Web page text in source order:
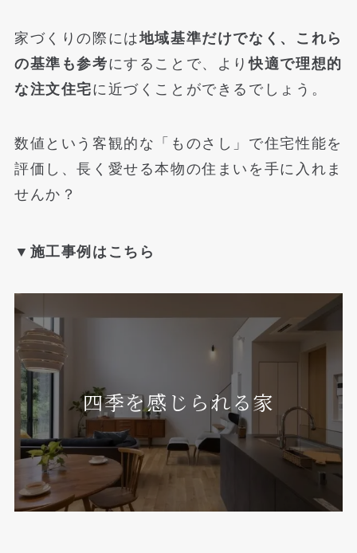
家づくりの際には地域基準だけでなく、これら
の基準も参考にすることで、より快適で理想的
な注文住宅に近づくことができるでしょう。
数値という客観的な「ものさし」で住宅性能を
評価し、長く愛せる本物の住まいを手に入れま
せんか？
▼施工事例はこちら
四季を感じられる家